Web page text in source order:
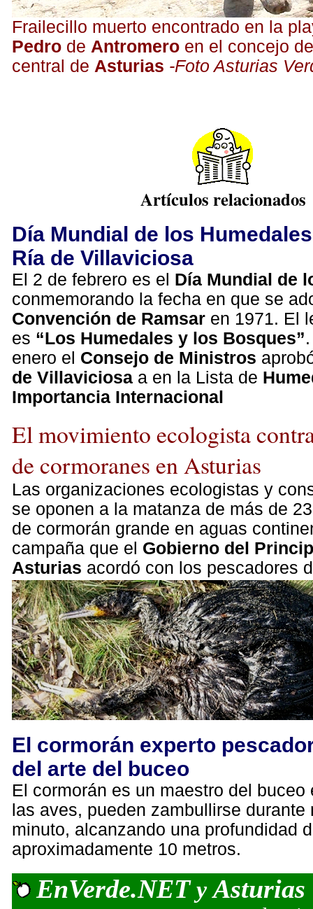
Frailecillo muerto encontrado en la
Pedro de Antromero en el concejo
central de Asturias -Foto Asturias
Artículos relacionados
Día Mundial de los
Ría de Villaviciosa
El 2 de febrero es el Día Mundial de
conmemorando la fecha en que se
Convención de Ramsar en 1971. El
es “Los Humedales y los Bosques”
enero el Consejo de Ministros
de Villaviciosa a en la Lista de
Importancia Internacional
El movimiento ecologista
de cormoranes en Asturias
Las organizaciones ecologistas y
se oponen a la matanza de más de
de cormorán grande en aguas
campaña que el Gobierno del
Asturias acordó con los pescadores
El cormorán experto
del arte del buceo
El cormorán es un maestro del buceo
las aves, pueden zambullirse durante
minuto, alcanzando una profundidad
aproximadamente 10 metros.
EnVerde.NETyAsturias